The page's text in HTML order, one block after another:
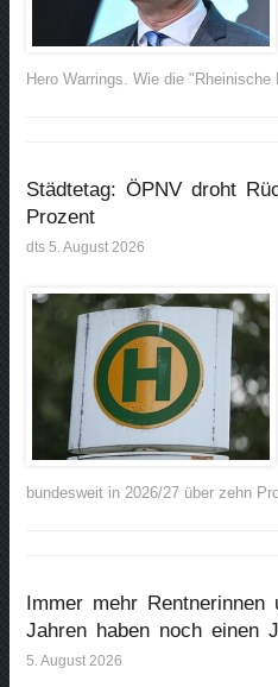
Hero Warrings. Wie die "Rheinische
Städtetag: ÖPNV droht
Prozent
dts 5. August 2026
bundesweit in 2026/27 über zehn
Immer mehr Rentnerinnen
Jahren haben noch einen
5. August 2026